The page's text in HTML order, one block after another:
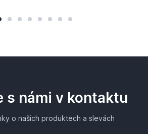
s námi v kontaktu
o našich produktech a slevách